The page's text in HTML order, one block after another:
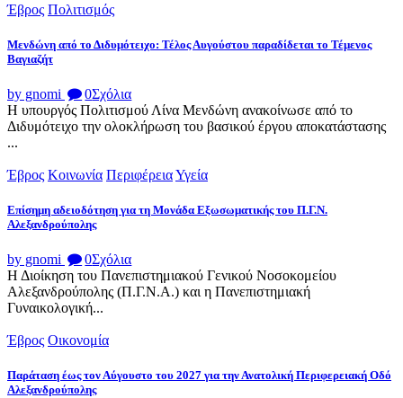
Έβρος Πολιτισμός
Μενδώνη από το Διδυμότειχο: Τέλος Αυγούστου παραδίδεται το Τέμενος
Βαγιαζήτ
by gnomi 0Σχόλια
Η υπουργός Πολιτισμού Λίνα Μενδώνη ανακοίνωσε από το
Διδυμότειχο την ολοκλήρωση του βασικού έργου αποκατάστασης
...
Έβρος Κοινωνία ΠεριφέρειαΥγεία
Επίσημη αδειοδότηση για τη Μονάδα Εξωσωματικής του Π.Γ.Ν.
Αλεξανδρούπολης
by gnomi 0Σχόλια
Η Διοίκηση του Πανεπιστημιακού Γενικού Νοσοκομείου
Αλεξανδρούπολης (Π.Γ.Ν.Α.) και η Πανεπιστημιακή
Γυναικολογική...
Έβρος Οικονομία
Παράταση έως τον Αύγουστο του 2027 για την Ανατολική Περιφερειακή Οδό
Αλεξανδρούπολης